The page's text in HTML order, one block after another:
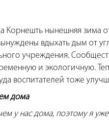
Корнешть нынешняя зима
вдыхать дым от
учреждения.
и экологичную.
воспитателей тоже
дома
у нас дома, поэтому я